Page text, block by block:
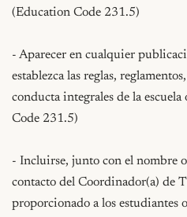
(Education Code 231.5)
- Aparecer en cualquier
establezca las reglas,
conducta integrales de la
Code 231.5)
- Incluirse, junto con el nombre
contacto del Coordinador(a) de
proporcionado a los estudiantes